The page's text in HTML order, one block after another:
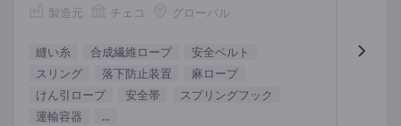
製造元 チェコ グローバル
縫い糸 合成繊維ロープ
安全ベルト
スリング
落下防止装置
麻ロープ
けん引ロープ
安全帯
スプリングフック
運輸容器
...